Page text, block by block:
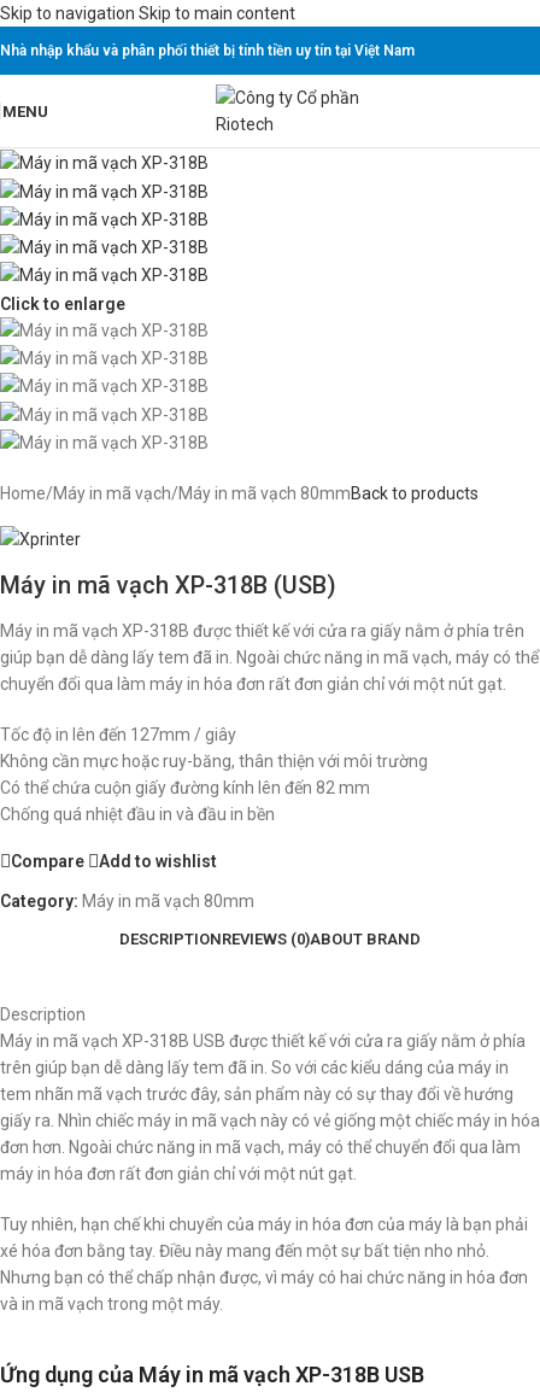
Skip to navigation Skip to main content
Nhà nhập khẩu và phân phối thiết bị tính tiền uy tín tại Việt Nam
MENU
Click to enlarge
Home/Máy in mã vạch/Máy in mã vạch 80mmBack to products
Máy in mã vạch XP-318B (USB)
Máy in mã vạch XP-318B được thiết kế với cửa ra giấy nằm ở phía trên
giúp bạn dễ dàng lấy tem đã in. Ngoài chức năng in mã vạch, máy có thể
chuyển đổi qua làm máy in hóa đơn rất đơn giản chỉ với một nút gạt.
Tốc độ in lên đến 127mm / giây
Không cần mực hoặc ruy-băng, thân thiện với môi trường
Có thể chứa cuộn giấy đường kính lên đến 82 mm
Chống quá nhiệt đầu in và đầu in bền
Compare Add to wishlist
Category: Máy in mã vạch 80mm
DESCRIPTIONREVIEWS (0)ABOUT BRAND
Description
Máy in mã vạch XP-318B USB được thiết kế với cửa ra giấy nằm ở phía
trên giúp bạn dễ dàng lấy tem đã in. So với các kiểu dáng của máy in
tem nhãn mã vạch trước đây, sản phẩm này có sự thay đổi về hướng
giấy ra. Nhìn chiếc máy in mã vạch này có vẻ giống một chiếc máy in hóa
đơn hơn. Ngoài chức năng in mã vạch, máy có thể chuyển đổi qua làm
máy in hóa đơn rất đơn giản chỉ với một nút gạt.
Tuy nhiên, hạn chế khi chuyển của máy in hóa đơn của máy là bạn phải
xé hóa đơn bằng tay. Điều này mang đến một sự bất tiện nho nhỏ.
Nhưng bạn có thể chấp nhận được, vì máy có hai chức năng in hóa đơn
và in mã vạch trong một máy.
Ứng dụng của Máy in mã vạch XP-318B USB